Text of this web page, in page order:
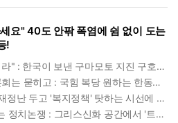
요" 40도 안팎 폭염에 쉼 없이 도는
!
"한국산 물은 변기 물로 써라" : 한국이 보낸 구마모토 지진 구호품에 한 일본인의 '어처구니 없는' 반응
필리버스터는 밀리고 토론회는 묻히고 : 국힘 복당 원하는 한동훈, '검사 정치'의 한계만 드러내나
경기지사 추미애, 경기도 재정난 두고 '복지정책' 탓하는 시선에 정면 반박 : "고령자와 아이 인구 급증"
영화 '오디세이'에 난데없는 정치논쟁 : 그리스신화 공간에서 '트럼프 전쟁의 참혹함'이 보인다